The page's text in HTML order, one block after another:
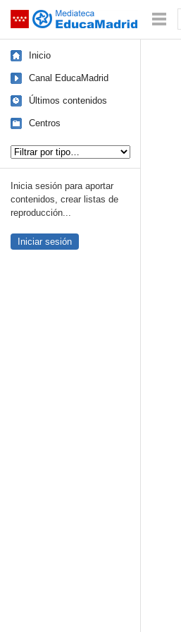
Saltar navegación
Inicio
Canal EducaMadrid
Últimos contenidos
Centros
Inicia sesión para aportar
contenidos, crear listas de
reproducción...
Iniciar sesión